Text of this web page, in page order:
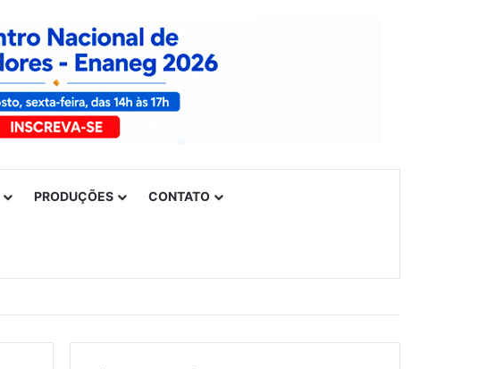
PRODUÇÕES CONTATO